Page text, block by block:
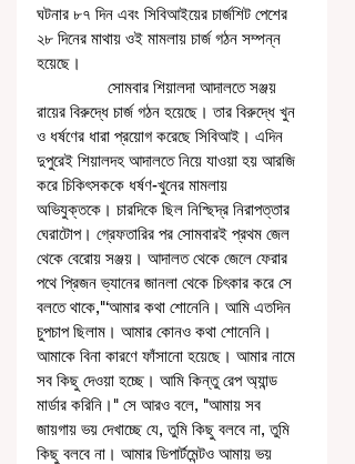
ঘটনার ৮৭ দিন এবং সিবিআইয়ের চার্জশিট পেশের
২৮ দিনের মাথায় ওই মামলায় চার্জ গঠন সম্পন্ন
হয়েছে।
রায়ের বিরুদ্ধে চার্জ গঠন হয়েছে। তার বিরুদ্ধে খুন
ও ধর্ষণের ধারা প্রয়োগ করেছে সিবিআই। এদিন
দুপুরেই শিয়ালদহ আদালতে নিয়ে যাওয়া হয় আরজি
করে চিকিৎসককে ধর্ষণ-খুনের মামলায়
অভিযুক্তকে। চারদিকে ছিল নিশ্ছিদ্র নিরাপত্তার
ঘেরাটোপ। গ্রেফতারির পর সোমবারই প্রথম জেল
থেকে বেরোয় সঞ্জয়। আদালত থেকে জেলে ফেরার
পথে প্রিজন ভ্যানের জানলা থেকে চিৎকার করে সে
বলতে থাকে,"‘আমার কথা শোনেনি। আমি এতদিন
চুপচাপ ছিলাম। আমার কোনও কথা শোনেনি।
আমাকে বিনা কারণে ফাঁসানো হয়েছে। আমার নামে
সব কিছু দেওয়া হচ্ছে। আমি কিন্তু রেপ অ্যান্ড
মার্ডার করিনি।" সে আরও বলে, "আমায় সব
জায়গায় ভয় দেখাচ্ছে যে, তুমি কিছু বলবে না, তুমি
কিছু বলবে না। আমার ডিপার্টমেন্টও আমায় ভয়